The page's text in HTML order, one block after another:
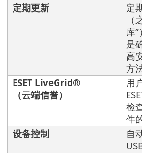
定期更新
定
库
是
高
方
ESET LiveGrid®
（云端信誉）
用
检
件
设备控制
自